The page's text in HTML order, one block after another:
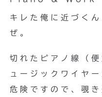
キレた俺に近づく
ぜ。
切れたピアノ線（
ュージックワイヤ
危険ですので、覗